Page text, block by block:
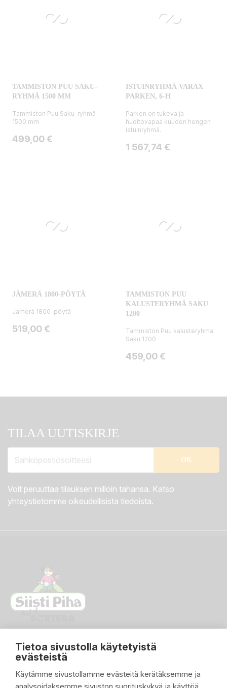
Tietoa sivustolla käytetyistä
evästeistä
Käytämme sivustollamme evästeitä kerätäksemme ja
TAMMISTON PUU SAKU-
RYHMÄ 1500 MM
Tammiston Puu Saku-ryhmä
1500 mm
Hinta
499,00 €
ISTUINRYHMÄ VARAX
PARKEN, 6-H
Parken on tukeva ja
huoltovapaa kuuden hengen
istuinryhmä.
Hinta
1 567,74 €
JÄMERÄ 1800-PÖYTÄ
Jämerä 1800-pöytä
Hinta
519,00 €
TAMMISTON PUU
KALUSTERYHMÄ SAKU
1200
Tammiston Puu kalusteryhmä
Saku 1200
Hinta
459,00 €
TILAA UUTISKIRJE
Voit peruuttaa tilauksen milloin tahansa. Katso
yhteystietomme oikeudellisista tiedoista.